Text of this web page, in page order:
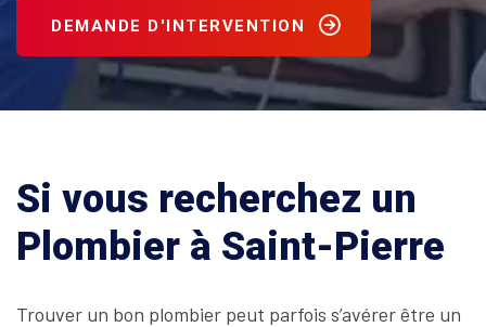
DEMANDE D'INTERVENTION
Si vous recherchez un
Plombier à Saint-Pierre
Trouver un bon plombier peut parfois s’avérer être un